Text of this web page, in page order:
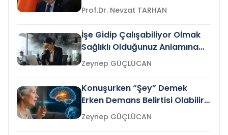
Prof.Dr. Nevzat TARHAN
İşe Gidip Çalışabiliyor Olmak
Sağlıklı Olduğunuz Anlamına
Gelir mi?Zeynep GÜÇLÜCAN
Konuşurken “Şey” Demek
Erken Demans Belirtisi Olabilir
mi?
Zeynep GÜÇLÜCAN